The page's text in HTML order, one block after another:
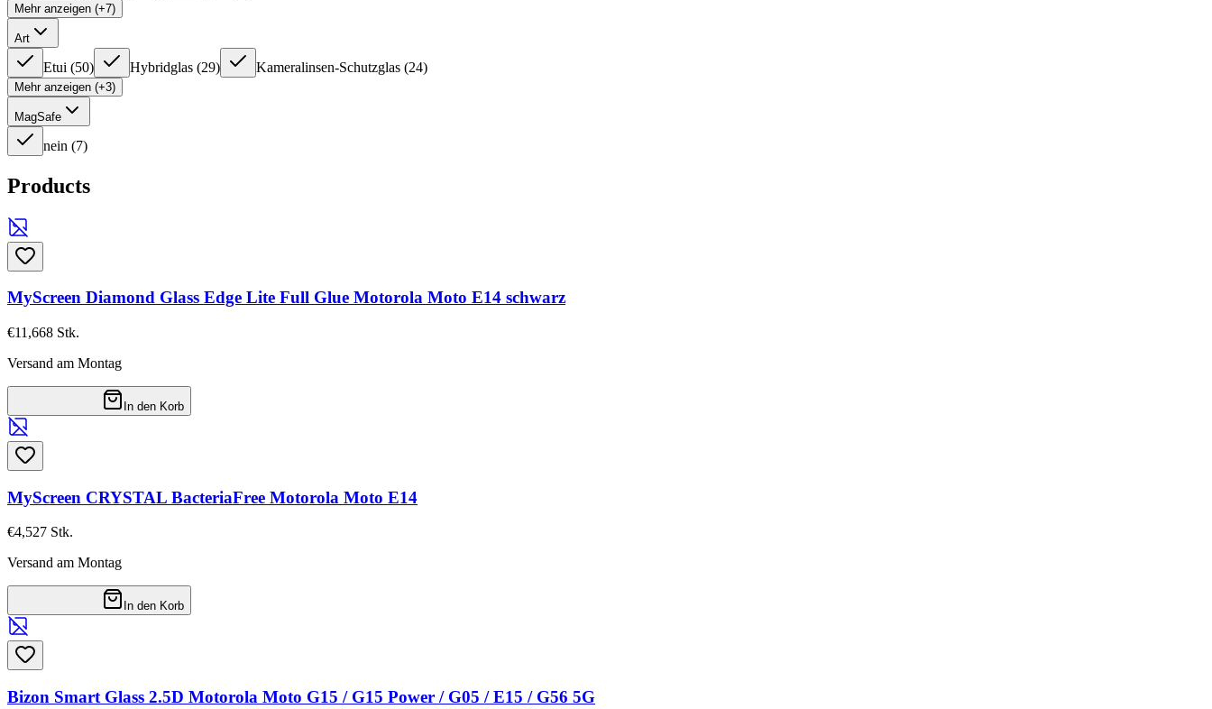
Mehr anzeigen (+7)
Art
Etui (50) Hybridglas (29) Kameralinsen-Schutzglas (24)
Mehr anzeigen (+3)
MagSafe
nein (7)
Products
MyScreen Diamond Glass Edge Lite Full Glue Motorola Moto E14 schwarz
€11,668 Stk.
Versand am Montag
In den Korb
MyScreen CRYSTAL BacteriaFree Motorola Moto E14
€4,527 Stk.
Versand am Montag
In den Korb
Bizon Smart Glass 2.5D Motorola Moto G15 / G15 Power / G05 / E15 / G56 5G